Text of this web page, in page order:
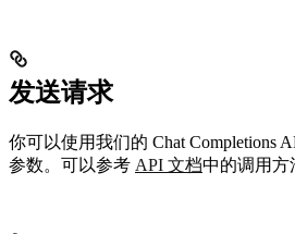
发送请求
你可以使用我们的 Chat Completions
参数。可以参考 API 文档中的调用方